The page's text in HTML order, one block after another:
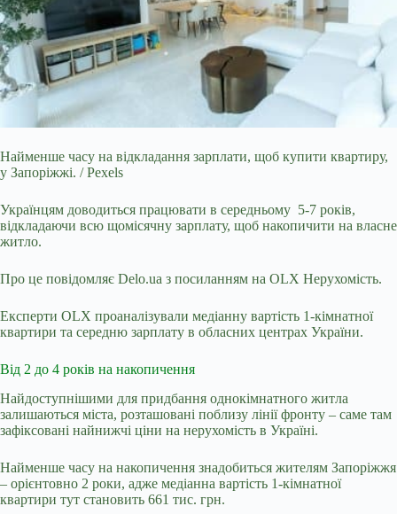
Найменше часу на відкладання зарплати, щоб купити квартиру,
у Запоріжжі. / Pexels
Українцям доводиться працювати в середньому 5-7 років,
відкладаючи всю щомісячну зарплату, щоб накопичити на власне
житло.
Про це повідомляє Delo.ua з посиланням на OLX Нерухомість.
Експерти OLX проаналізували медіанну вартість 1-кімнатної
квартири та середню зарплату в обласних центрах України.
Від 2 до 4 років на накопичення
Найдоступнішими для придбання однокімнатного житла
залишаються міста, розташовані поблизу лінії фронту – саме там
зафіксовані найнижчі ціни на нерухомість в Україні.
Найменше часу на накопичення знадобиться жителям Запоріжжя
– орієнтовно 2 роки, адже медіанна вартість 1-кімнатної
квартири тут становить 661 тис. грн.